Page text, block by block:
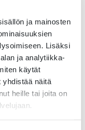
ja mainosten
Lisäksi
ja analytiikka-
käytät
yhdistää näitä
heille tai joita on
kanssamme!
valmistukseen -
1.
Helsinki)